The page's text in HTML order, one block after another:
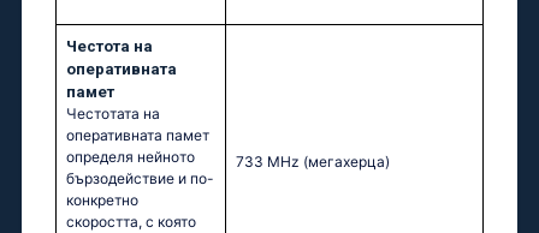
Честота на
оперативната
памет
Честотата на
оперативната памет
определя нейното
бързодействие и по-
конкретно
скоростта, с която
733 MHz (мегахерца)